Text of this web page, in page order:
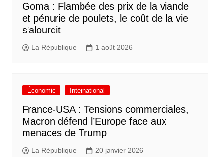
Goma : Flambée des prix de la viande
et pénurie de poulets, le coût de la vie
s’alourdit
La République 1 août 2026
Économie International
France-USA : Tensions commerciales,
Macron défend l’Europe face aux
menaces de Trump
La République 20 janvier 2026